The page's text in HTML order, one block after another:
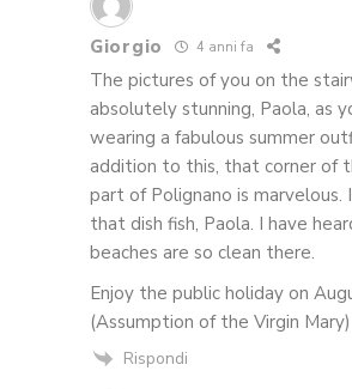
Giorgio 4 anni fa
The pictures of you on the
absolutely stunning, Paola, as
wearing a fabulous summer
addition to this, that corner of
part of Polignano is marvelous.
that dish fish, Paola. I have
beaches are so clean there.
Enjoy the public holiday on
(Assumption of the Virgin Mary)
Rispondi